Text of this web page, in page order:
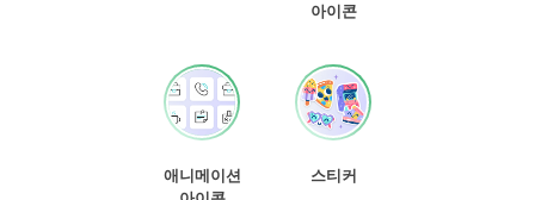
아이콘
애니메이션
스티커